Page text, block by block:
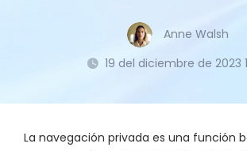
Anne Walsh
19 del diciembre de 2023
La navegación privada es una función